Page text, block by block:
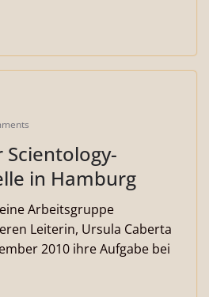
Scientology-
in Hamburg
Arbeitsgruppe
Leiterin, Ursula Caberta
2010 ihre Aufgabe bei